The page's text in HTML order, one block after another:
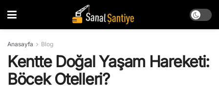
Anasayfa Blog
Kentte Doğal Yaşam Hareketi:
Böcek Otelleri?